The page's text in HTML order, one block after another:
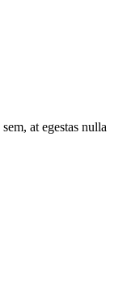
at egestas nulla